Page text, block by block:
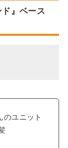
』ベース
のユニット